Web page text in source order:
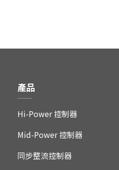
產品
Hi-Power 控制器
Mid-Power 控制器
同步整流控制器